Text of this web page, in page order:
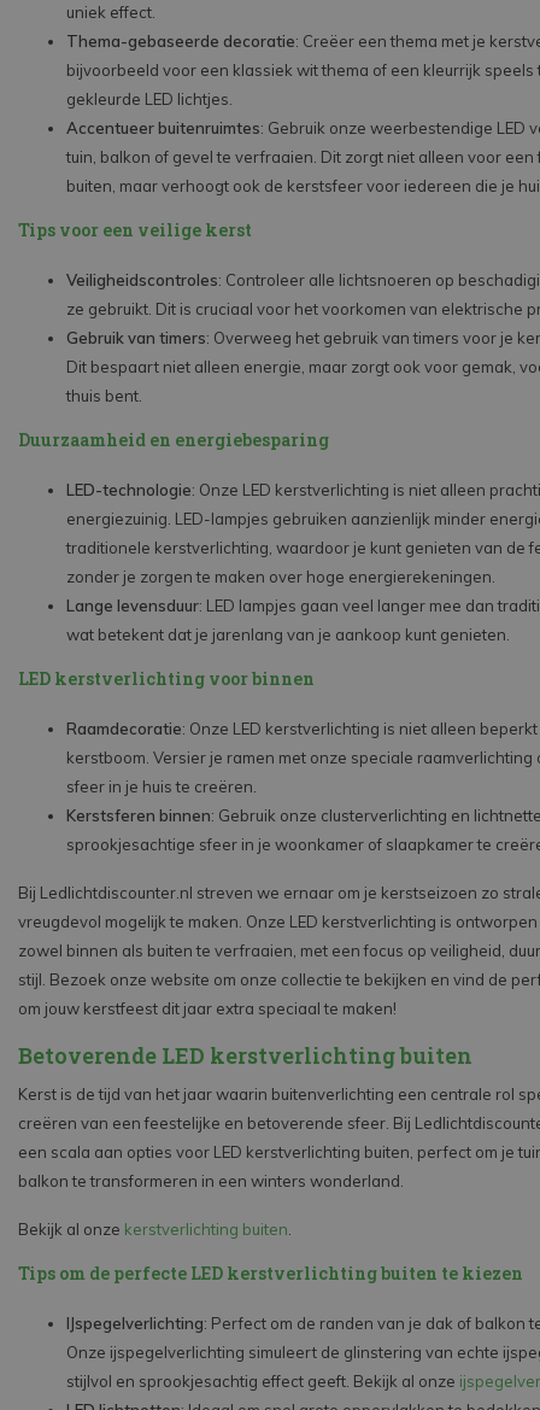
uniek effect.
Thema-gebaseerde decoratie: Creëer een thema met je
bijvoorbeeld voor een klassiek wit thema of een kleurrijk speels
gekleurde LED lichtjes.
Accentueer buitenruimtes: Gebruik onze weerbestendige LED
tuin, balkon of gevel te verfraaien. Dit zorgt niet alleen voor
buiten, maar verhoogt ook de kerstsfeer voor iedereen die je
Tips voor een veilige kerst
Veiligheidscontroles: Controleer alle lichtsnoeren op
ze gebruikt. Dit is cruciaal voor het voorkomen van elektrische
Gebruik van timers: Overweeg het gebruik van timers voor je
Dit bespaart niet alleen energie, maar zorgt ook voor gemak,
thuis bent.
Duurzaamheid en energiebesparing
LED-technologie: Onze LED kerstverlichting is niet alleen
energiezuinig. LED-lampjes gebruiken aanzienlijk minder
traditionele kerstverlichting, waardoor je kunt genieten van de
zonder je zorgen te maken over hoge energierekeningen.
Lange levensduur: LED lampjes gaan veel langer mee dan
wat betekent dat je jarenlang van je aankoop kunt genieten.
LED kerstverlichting voor binnen
Raamdecoratie: Onze LED kerstverlichting is niet alleen
kerstboom. Versier je ramen met onze speciale raamverlichting
sfeer in je huis te creëren.
Kerstsferen binnen: Gebruik onze clusterverlichting en
sprookjesachtige sfeer in je woonkamer of slaapkamer te
Bij Ledlichtdiscounter.nl streven we ernaar om je kerstseizoen zo
vreugdevol mogelijk te maken. Onze LED kerstverlichting is ontworpen
zowel binnen als buiten te verfraaien, met een focus op veiligheid,
stijl. Bezoek onze website om onze collectie te bekijken en vind de
om jouw kerstfeest dit jaar extra speciaal te maken!
Betoverende LED kerstverlichting buiten
Kerst is de tijd van het jaar waarin buitenverlichting een centrale rol
creëren van een feestelijke en betoverende sfeer. Bij
een scala aan opties voor LED kerstverlichting buiten, perfect om je
balkon te transformeren in een winters wonderland.
Bekijk al onze kerstverlichting buiten
Tips om de perfecte LED kerstverlichting buiten te kiezen
IJspegelverlichting: Perfect om de randen van je dak of balkon
Onze ijspegelverlichting simuleert de glinstering van echte
stijlvol en sprookjesachtig effect geeft. Bekijk al onze